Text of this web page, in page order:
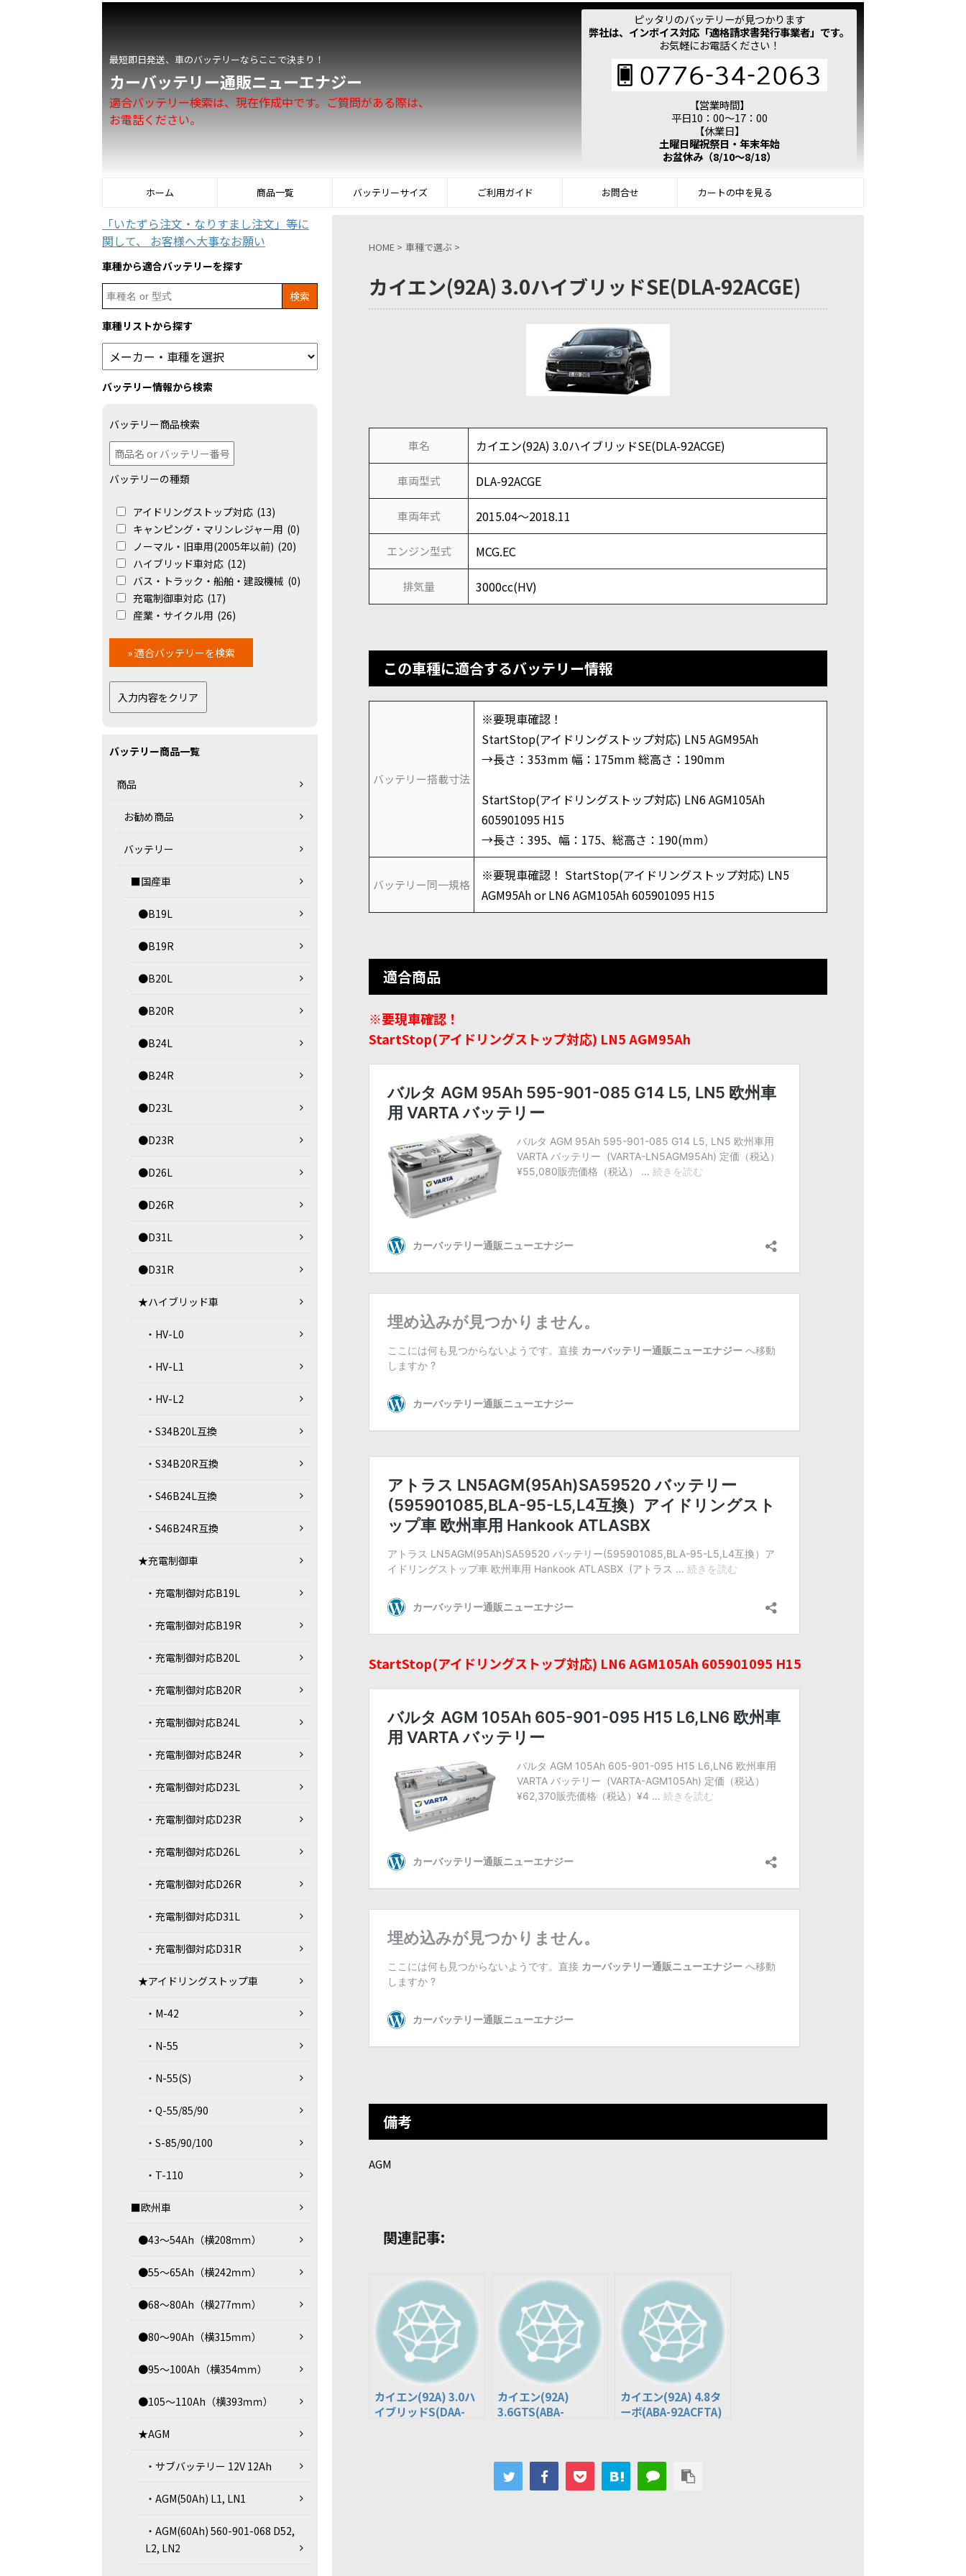
最短即日発送、車のバッテリーならここで決まり！
カーバッテリー通販ニューエナジー
適合バッテリー検索は、現在作成中です。ご質問がある際は、
お電話ください。
ピッタリのバッテリーが見つかります
弊社は、インボイス対応「適格請求書発行事業者」です。
お気軽にお電話ください！
【営業時間】
平日10：00～17：00
【休業日】
土曜日曜祝祭日・年末年始
お盆休み（8/10～8/18）
ホーム 商品一覧 バッテリーサイズ ご利用ガイド お問合せ カートの中を見る
HOME > 車種で選ぶ >
カイエン(92A) 3.0ハイブリッドSE(DLA-92ACGE)
車名 カイエン(92A) 3.0ハイブリッドSE(DLA-92ACGE)
車両型式 DLA-92ACGE
車両年式 2015.04～2018.11
エンジン型式 MCG.EC
排気量 3000cc(HV)
この車種に適合するバッテリー情報
バッテリー搭載寸法
※要現車確認！
StartStop(アイドリングストップ対応) LN5 AGM95Ah
→長さ：353mm 幅：175mm 総高さ：190mm
StartStop(アイドリングストップ対応) LN6 AGM105Ah
605901095 H15
→長さ：395、幅：175、総高さ：190(mm）
バッテリー同一規格
※要現車確認！ StartStop(アイドリングストップ対応) LN5
AGM95Ah or LN6 AGM105Ah 605901095 H15
適合商品
※要現車確認！
StartStop(アイドリングストップ対応) LN5 AGM95Ah
StartStop(アイドリングストップ対応) LN6 AGM105Ah 605901095 H15
備考
AGM
関連記事:
カイエン(92A) 3.0ハ
イブリッドS(DAA-
カイエン(92A)
3.6GTS(ABA-
カイエン(92A) 4.8タ
ーボ(ABA-92ACFTA)
「いたずら注文・なりすまし注文」等に
関して、 お客様へ大事なお願い
車種から適合バッテリーを探す
Search
for:
車種リストから探す
バッテリー情報から検索
バッテリー商品検索
バッテリーの種類
アイドリングストップ対応 (13)
キャンピング・マリンレジャー用 (0)
ノーマル・旧車用(2005年以前) (20)
ハイブリッド車対応 (12)
バス・トラック・船舶・建設機械 (0)
充電制御車対応 (17)
産業・サイクル用 (26)
バッテリー商品一覧
商品
お勧め商品
バッテリー
■国産車
●B19L
●B19R
●B20L
●B20R
●B24L
●B24R
●D23L
●D23R
●D26L
●D26R
●D31L
●D31R
★ハイブリッド車
・HV-L0
・HV-L1
・HV-L2
・S34B20L互換
・S34B20R互換
・S46B24L互換
・S46B24R互換
★充電制御車
・充電制御対応B19L
・充電制御対応B19R
・充電制御対応B20L
・充電制御対応B20R
・充電制御対応B24L
・充電制御対応B24R
・充電制御対応D23L
・充電制御対応D23R
・充電制御対応D26L
・充電制御対応D26R
・充電制御対応D31L
・充電制御対応D31R
★アイドリングストップ車
・M-42
・N-55
・N-55(S)
・Q-55/85/90
・S-85/90/100
・T-110
■欧州車
●43～54Ah（横208ｍｍ）
●55～65Ah（横242ｍｍ）
●68～80Ah（横277ｍｍ）
●80～90Ah（横315ｍｍ）
●95～100Ah（横354ｍｍ）
●105～110Ah（横393ｍｍ）
★AGM
・サブバッテリー 12V 12Ah
・AGM(50Ah) L1, LN1
・AGM(60Ah) 560-901-068 D52,
L2, LN2